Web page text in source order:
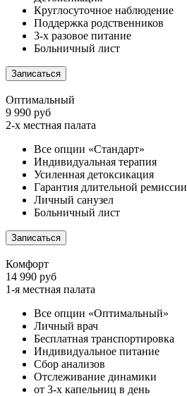
Круглосуточное наблюдение
Поддержка родственников
3-х разовое питание
Больничный лист
Записаться
Оптимальный
9 990 руб
2-х местная палата
Все опции «Стандарт»
Индивидуальная терапия
Усиленная детоксикация
Гарантия длительной ремиссии
Личный санузел
Больничный лист
Записаться
Комфорт
14 990 руб
1-я местная палата
Все опции «Оптимальный»
Личный врач
Бесплатная транспортировка
Индивидуальное питание
Сбор анализов
Отслеживание динамики
от 3-х капельниц в день